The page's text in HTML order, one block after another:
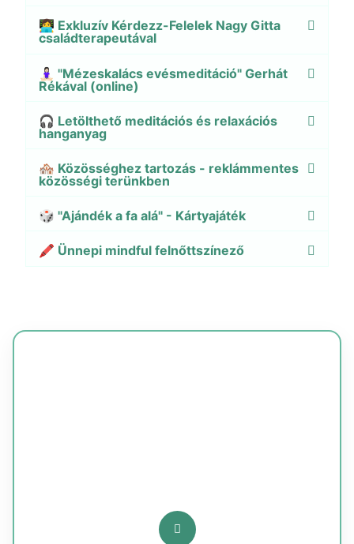
👩‍💻 Exkluzív Kérdezz-Felelek Nagy Gitta
családterapeutával
🧘🏻‍♀️ "Mézeskalács evésmeditáció" Gerhát
Rékával (online)
🎧 Letölthető meditációs és relaxációs
hanganyag
🏘️ Közösséghez tartozás - reklámmentes
közösségi terünkben
🎲 "Ajándék a fa alá" - Kártyajáték
🖍️ Ünnepi mindful felnőttszínező